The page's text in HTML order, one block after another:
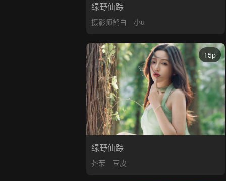
绿野仙踪
摄影师鹤白 小u
15p
绿野仙踪
芥茉 豆皮